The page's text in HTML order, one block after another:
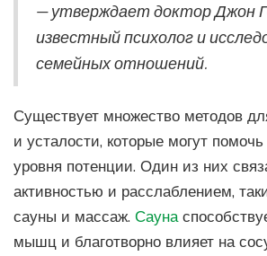
— утверждает доктор Джон
известный психолог и
семейных отношений.
Существует множество методов
и усталости, которые могут
уровня потенции. Один из них
активностью и расслаблением,
сауны и массаж. Сауна
мышц и благотворно влияет на